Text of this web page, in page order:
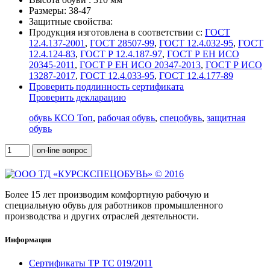
Размеры: 38-47
Защитные свойства:
Продукция изготовлена в соответствии с: ГОСТ
12.4.137-2001 , ГОСТ 28507-99, ГОСТ 12.4.032-95, ГОСТ
12.4.124-83, ГОСТ Р 12.4.187-97, ГОСТ Р ЕН ИСО
20345-2011 , ГОСТ Р ЕН ИСО 20347-2013, ГОСТ Р ИСО
13287-2017, ГОСТ 12.4.033-95, ГОСТ 12.4.177-89
Проверить подлинность сертификата
Проверить декларацию
обувь КСО Топ, рабочая обувь, спецобувь, защитная
обувь
on-line вопрос
Более 15 лет производим комфортную рабочую и
специальную обувь для работников промышленного
производства и других отраслей деятельности.
Информация
Сертификаты ТР ТС 019/2011